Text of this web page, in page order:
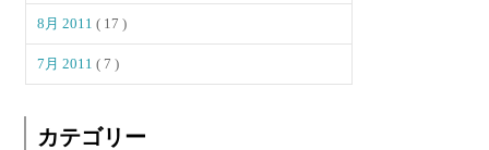
8月 2011( 17 )
7月 2011( 7 )
カテゴリー